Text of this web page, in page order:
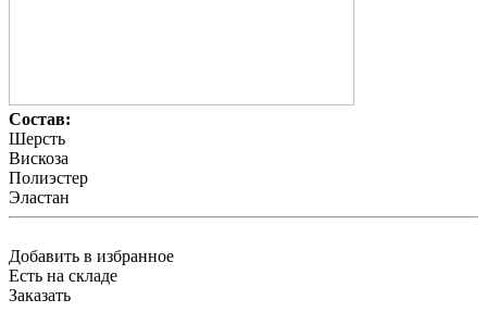
Состав:
Шерсть
Вискоза
Полиэстер
Эластан
Добавить в избранное
Есть на складе
Заказать